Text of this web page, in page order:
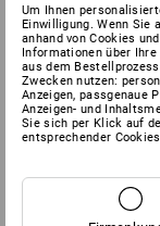
Webseite mittels
können Sie Ihre
ändern bzw.
Einwilligung zur
passgenaue
deaktivieren,
Um Ihnen
Einwilligung. Wenn Sie
anhand von Cookies
Informationen über
aus dem
Zwecken nutzen:
Anzeigen, passgenaue
Anzeigen- und
Sie sich per Klick auf
entsprechender